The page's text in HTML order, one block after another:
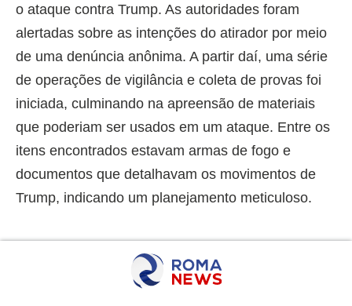
o ataque contra Trump. As autoridades foram
alertadas sobre as intenções do atirador por meio
de uma denúncia anônima. A partir daí, uma série
de operações de vigilância e coleta de provas foi
iniciada, culminando na apreensão de materiais
que poderiam ser usados em um ataque. Entre os
itens encontrados estavam armas de fogo e
documentos que detalhavam os movimentos de
Trump, indicando um planejamento meticuloso.